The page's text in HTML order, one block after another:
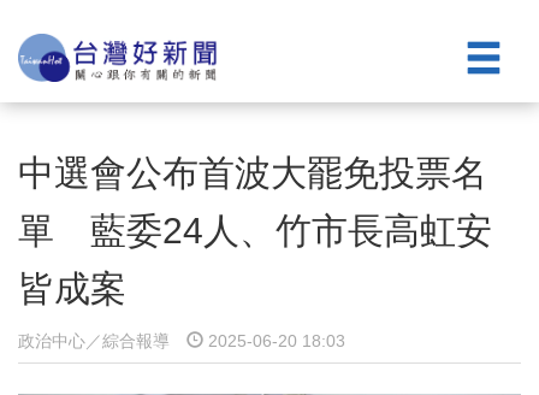
中選會公布首波大罷免投票名
單 藍委24人、竹市長高虹安
皆成案
政治中心／綜合報導 2025-06-20 18:03